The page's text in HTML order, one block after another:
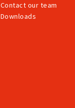
Contact our team
Downloads